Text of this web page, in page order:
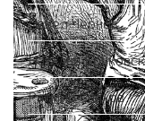
Павел Чернов
Наталья
Ратмир Саяхов